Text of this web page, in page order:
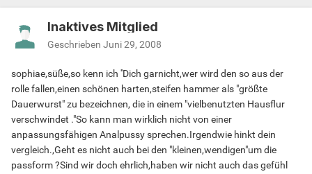
Inaktives Mitglied
Geschrieben Juni 29, 2008
sophiae,süße,so kenn ich ''Dich garnicht,wer wird den so aus der
rolle fallen,einen schönen harten,steifen hammer als "größte
Dauerwurst" zu bezeichnen, die in einem "vielbenutzten Hausflur
verschwindet ."So kann man wirklich nicht von einer
anpassungsfähigen Analpussy sprechen.Irgendwie hinkt dein
vergleich.,Geht es nicht auch bei den "kleinen,wendigen"um die
passform ?Sind wir doch ehrlich,haben wir nicht auch das gefühl